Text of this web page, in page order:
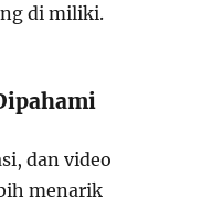
di miliki.
dan video
menarik